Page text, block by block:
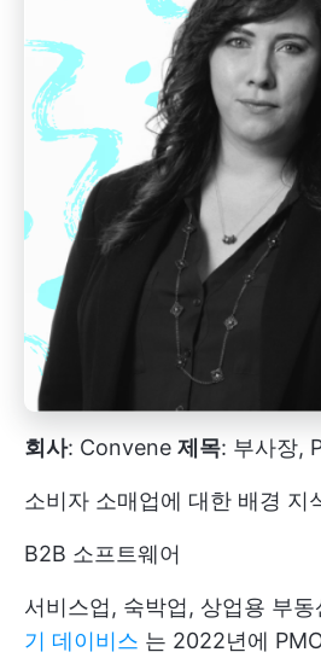
회사: Convene 제목: 부사장,
소비자 소매업에 대한 배경 지
B2B 소프트웨어
서비스업, 숙박업, 상업용 부
기 데이비스 는 2022년에